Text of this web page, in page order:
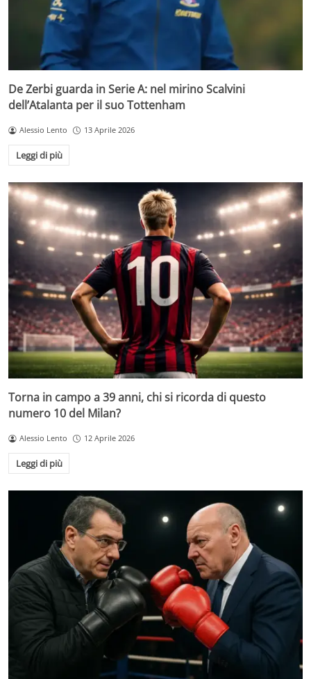
De Zerbi guarda in Serie A: nel mirino Scalvini
dell’Atalanta per il suo Tottenham
Alessio Lento 13 Aprile 2026
Leggi di più
Torna in campo a 39 anni, chi si ricorda di questo
numero 10 del Milan?
Alessio Lento 12 Aprile 2026
Leggi di più